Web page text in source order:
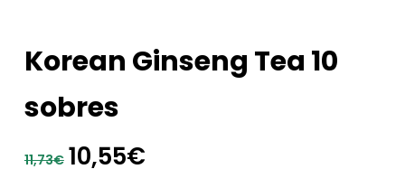
Korean Ginseng Tea 10
sobres
11,73€ El
10,55€El